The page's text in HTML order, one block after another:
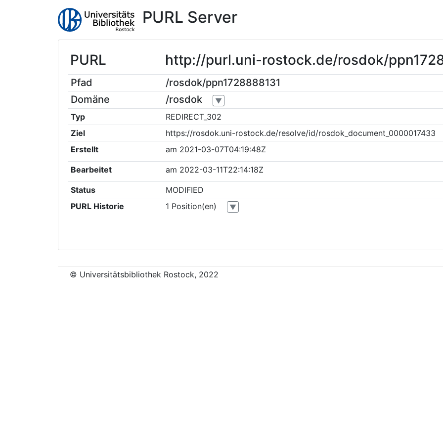
PURL Server
PURL http://purl.uni-rostock.de/rosdok/
Pfad
/rosdok/ppn1728888131
Domäne
/rosdok ▼
Typ
REDIRECT_302
Ziel
https://rosdok.uni-rostock.de/resolve/id/rosdok_document_0000017433
Erstellt
am 2021-03-07T04:19:48Z
Bearbeitet am 2022-03-11T22:14:18Z
Status
MODIFIED
PURL Historie
1 Position(en) ▼
© Universitätsbibliothek Rostock, 2022